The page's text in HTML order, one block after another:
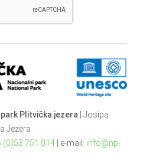
Plitvička jezera| Josipa
Jezera
(0)53 751 014| e-mail: info@np-